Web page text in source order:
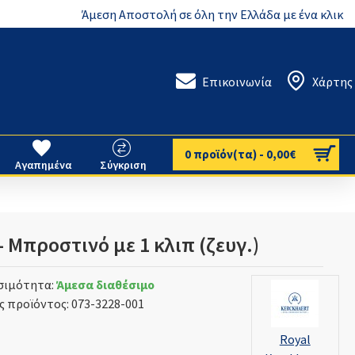
Άμεση Αποστολή σε όλη την Ελλάδα με ένα κλικ
Επικοινωνία Χάρτης
Αγαπημένα Σύγκριση
0 προϊόν(τα) - 0,00€
Μπροστινό με 1 κλιπ (ζευγ.)
Άμεσα διαθέσιμο
προϊόντος: 073-3228-001
Royal